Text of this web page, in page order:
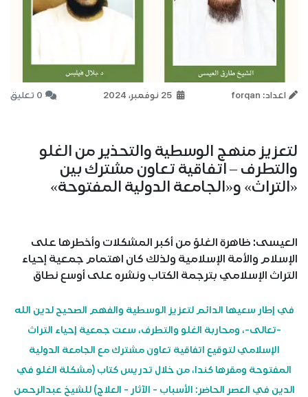
اعداد: forqan 0 تعليق
لتعزيز منهج الوسطية والتحذير من الغلو
والتطرف – اتفاقية تعاون مشترك بين
«التراث» و«الجامعة الدولية المفتوحة»
العيسى: ظاهرة الغلوّ من أكبر المشكلات وأخطرها على
الإسلام والأمة الإسلامية ولذلك كان اهتمام جمعية إحياء
التراث الإسلامي بترجمة الكتاب ونشره على أوسع نطاق
في إطار سعيها الدائم لتعزيز الوسطية والفهم الصحيح لدين الله
-تعالى-، ومحاربة الغلو والتطرف، سعت جمعية إحياء التراث
الإسلامي لتوقيع اتفاقية تعاون مشترك مع الجامعة الدولية
المفتوحة ومقرها كندا، من خلال تدريس كتاب (مشكلة الغلو في
الدين في العصر الحاضر: الأسباب - الآثار - العلاج) للشيخ عبدالرحمن